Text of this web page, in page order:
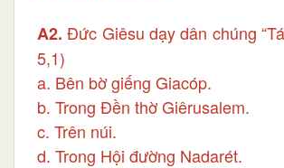
A2. Đức Giêsu dạy dân chúng
5,1)
a. Bên bờ giếng Giacóp.
b. Trong Đền thờ Giêrusalem.
c. Trên núi.
d. Trong Hội đường Nadarét.